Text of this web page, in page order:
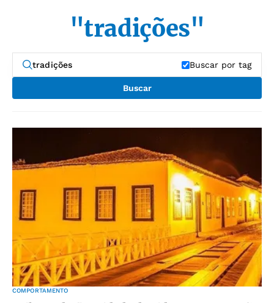
"tradições"
Buscar por tag
Buscar
COMPORTAMENTO